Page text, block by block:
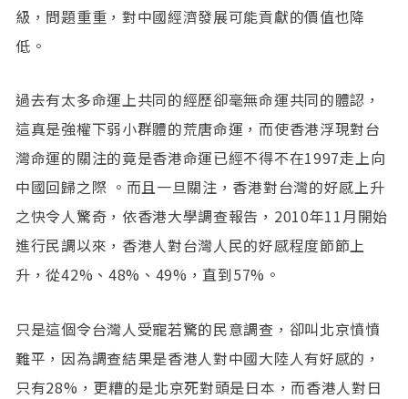
級，問題重重，對中國經濟發展可能貢獻的價值也降
低。
過去有太多命運上共同的經歷卻毫無命運共同的體認，
這真是強權下弱小群體的荒唐命運，而使香港浮現對台
灣命運的關注的竟是香港命運已經不得不在1997走上向
中國回歸之際 。而且一旦關注，香港對台灣的好感上升
之快令人驚奇，依香港大學調查報告，2010年11月開始
進行民調以來，香港人對台灣人民的好感程度節節上
升，從42%、48%、49%，直到57%。
只是這個令台灣人受寵若驚的民意調查，卻叫北京憤憤
難平，因為調查結果是香港人對中國大陸人有好感的，
只有28%，更糟的是北京死對頭是日本，而香港人對日